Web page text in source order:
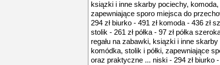
ksiązki i inne skarby pociechy,
zapewniające sporo miejsca do
294 zł biurko - 491 zł komoda - 436 zł
stolik - 261 zł półka - 97 zł półka
regału na zabawki, ksiązki i inne
komódka, stolik i półki, zapewniające
oraz praktyczne ... niski - 294 zł biurko